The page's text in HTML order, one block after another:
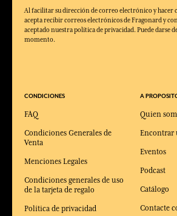
Al facilitar su dirección de correo electrónico y hacer
acepta recibir correos electrónicos de Fragonard y
aceptado nuestra política de privacidad. Puede darse
momento.
CONDICIONES
FAQ
Condiciones Generales de
Venta
Menciones Legales
Condiciones generales de uso
de la tarjeta de regalo
Política de privacidad
A
Quien
Encontrar
Eventos
Podcast
Catálogo
Contacte